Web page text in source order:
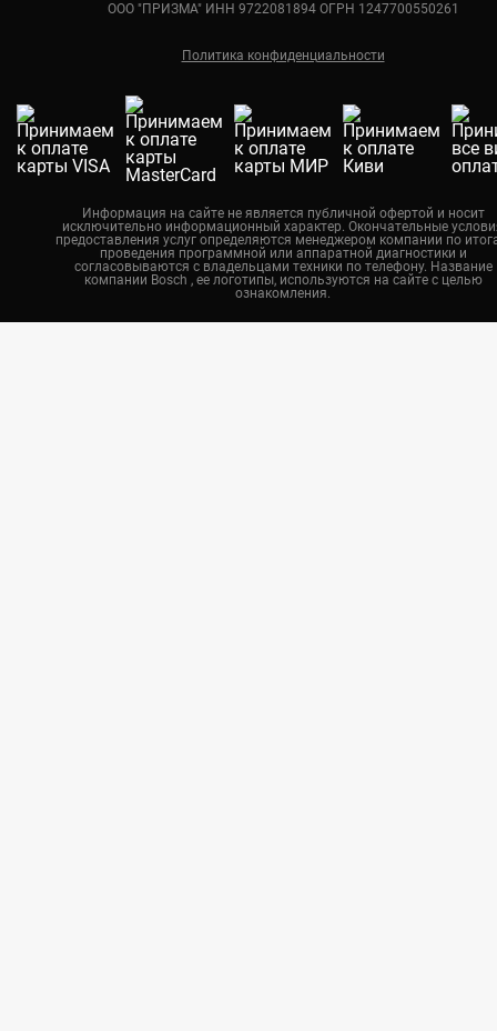
Ремонт кондиционеров Bosch
Новосибирск
Калининград
Челябинск
Казань
Воронеж
ООО "ПРИЗМА" ИНН 9722081894 ОГРН 1247700550261
Политика конфиденциальности
Информация на сайте не является публичной офертой и носит
исключительно информационный характер. Окончательные
предоставления услуг определяются менеджером компании по
проведения программной или аппаратной диагностики и
согласовываются с владельцами техники по телефону. Название
компании Bosch , ее логотипы, используются на сайте с целью
ознакомления.